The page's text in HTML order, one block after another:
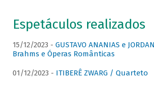
Espetáculos realizados
15/12/2023 - GUSTAVO ANANIAS e
Brahms e Óperas Românticas
01/12/2023 - ITIBERÊ ZWARG / Quarteto